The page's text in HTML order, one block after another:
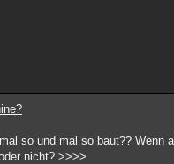
so und mal so baut?? Wenn
nicht? >>>>